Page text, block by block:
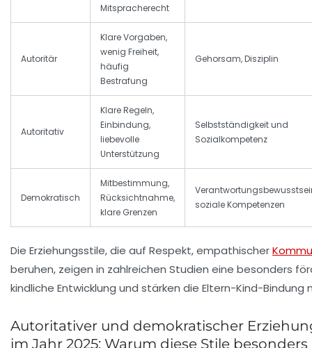
Mitspracherecht
Autoritär
Klare Vorgaben,
wenig Freiheit,
häufig
Bestrafung
Gehorsam, Disziplin
Autoritativ
Klare Regeln,
Einbindung,
liebevolle
Unterstützung
Selbstständigkeit und
Sozialkompetenz
Demokratisch
Mitbestimmung,
Rücksichtnahme,
klare Grenzen
soziale Kompetenzen
Die Erziehungsstile, die auf Respekt, empathischer
beruhen, zeigen in zahlreichen Studien eine besonders
kindliche Entwicklung und stärken die Eltern-Kind-Bindung
Autoritativer und demokratischer
im Jahr 2025: Warum diese Stile